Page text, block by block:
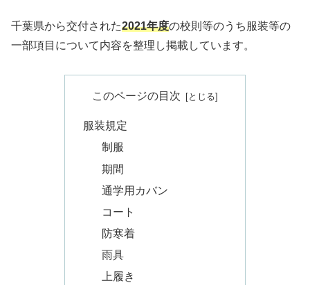
千葉県から交付された2021年度の校則等のうち服装等の
一部項目について内容を整理し掲載しています。
このページの目次
服装規定
制服
期間
通学用カバン
コート
防寒着
雨具
上履き